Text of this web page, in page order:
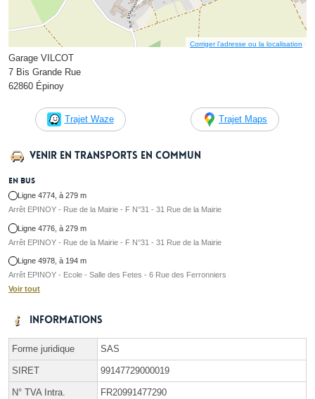
Corriger l’adresse ou la localisation
Garage VILCOT
7 Bis Grande Rue
62860 Épinoy
Trajet Waze Trajet Maps
Venir en transports en commun
En bus
Ligne 4774, à 279 m
Arrêt EPINOY - Rue de la Mairie - F N°31 - 31 Rue de la Mairie
Ligne 4776, à 279 m
Arrêt EPINOY - Rue de la Mairie - F N°31 - 31 Rue de la Mairie
Ligne 4978, à 194 m
Arrêt EPINOY - Ecole - Salle des Fetes - 6 Rue des Ferronniers
Voir tout
Informations
Forme juridique SAS
SIRET 99147729000019
N° TVA Intra. FR20991477290